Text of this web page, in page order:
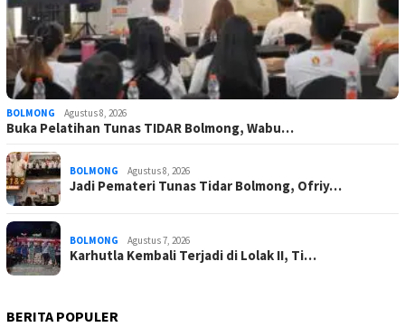
BOLMONG Agustus 8, 2026
Buka Pelatihan Tunas TIDAR Bolmong, Wabu…
BOLMONG Agustus 8, 2026
Jadi Pemateri Tunas Tidar Bolmong, Ofriy…
BOLMONG Agustus 7, 2026
Karhutla Kembali Terjadi di Lolak II, Ti…
BERITA POPULER